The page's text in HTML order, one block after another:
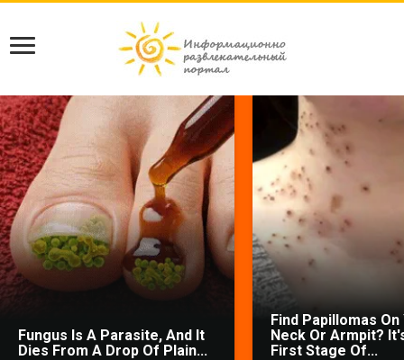
Fungus Is A Parasite, And It
Dies From A Drop Of Plain...
Find Papillomas On
Neck Or Armpit?
First Stage Of...